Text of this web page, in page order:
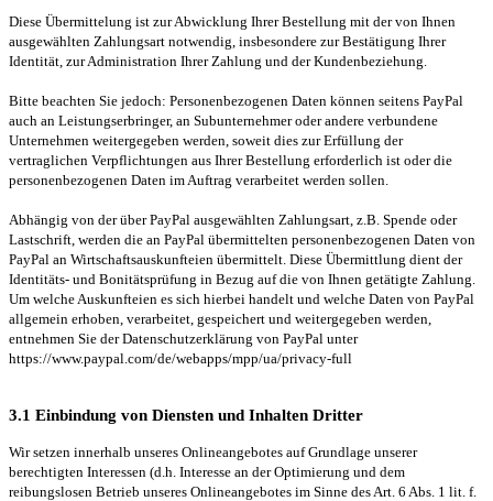
Diese Übermittelung ist zur Abwicklung Ihrer Bestellung mit der von Ihnen
ausgewählten Zahlungsart notwendig, insbesondere zur Bestätigung Ihrer
Identität, zur Administration Ihrer Zahlung und der Kundenbeziehung.
Bitte beachten Sie jedoch: Personenbezogenen Daten können seitens PayPal
auch an Leistungserbringer, an Subunternehmer oder andere verbundene
Unternehmen weitergegeben werden, soweit dies zur Erfüllung der
vertraglichen Verpflichtungen aus Ihrer Bestellung erforderlich ist oder die
personenbezogenen Daten im Auftrag verarbeitet werden sollen.
Abhängig von der über PayPal ausgewählten Zahlungsart, z.B. Spende oder
Lastschrift, werden die an PayPal übermittelten personenbezogenen Daten von
PayPal an Wirtschaftsauskunfteien übermittelt. Diese Übermittlung dient der
Identitäts- und Bonitätsprüfung in Bezug auf die von Ihnen getätigte Zahlung.
Um welche Auskunfteien es sich hierbei handelt und welche Daten von PayPal
allgemein erhoben, verarbeitet, gespeichert und weitergegeben werden,
entnehmen Sie der Datenschutzerklärung von PayPal unter
https://www.paypal.com/de/webapps/mpp/ua/privacy-full
3.1 Einbindung von Diensten und Inhalten Dritter
Wir setzen innerhalb unseres Onlineangebotes auf Grundlage unserer
berechtigten Interessen (d.h. Interesse an der Optimierung und dem
reibungslosen Betrieb unseres Onlineangebotes im Sinne des Art. 6 Abs. 1 lit. f.